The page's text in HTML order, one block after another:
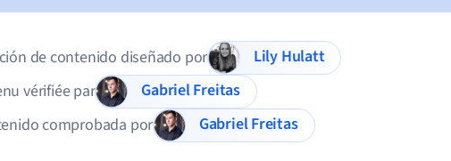
de contenido diseñado por
Lily Hulatt
vérifiée par
Gabriel Freitas
comprobada por
Gabriel Freitas